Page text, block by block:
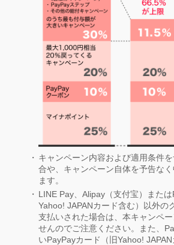
キャンペーン内容および適用条件
合や、キャンペーン自体を予告な
ます。
LINE Pay、Alipay（支付宝）また
Yahoo! JAPANカード含む）以外の
支払いされた場合は、本キャンペ
せんのでご注意ください。また、
いPayPayカード（旧Yahoo!